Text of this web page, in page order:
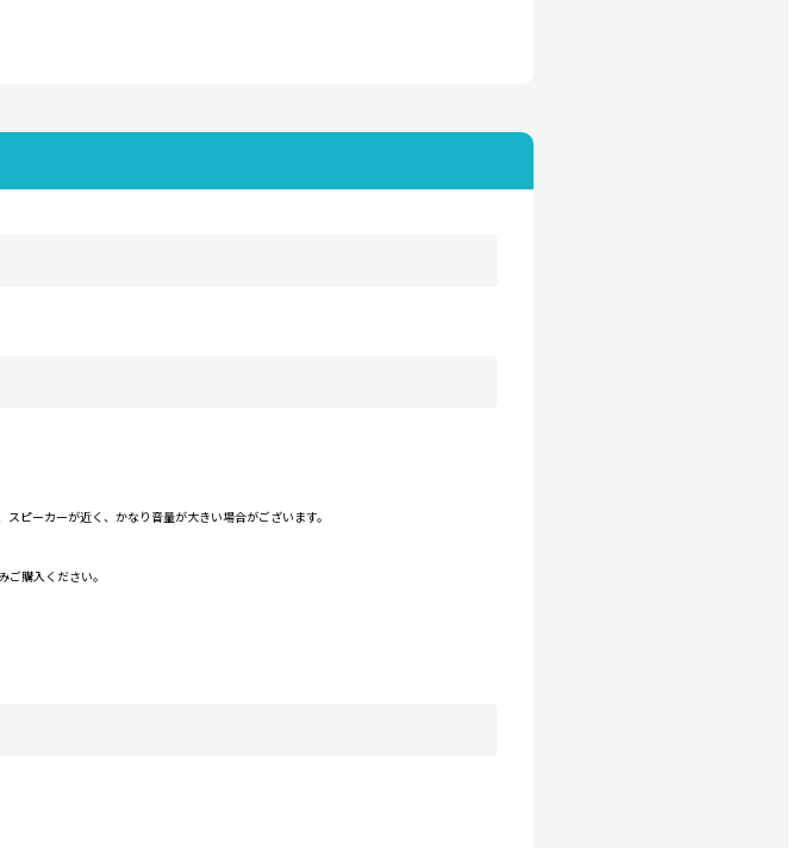
ピーカーが近く、かなり音量が大きい場合がございます。
購入ください。